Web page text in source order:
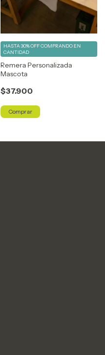
Remera Personalizada
Mascota
$37.900
HASTA 30% OFFCOMPRANDO EN
CANTIDAD
Comprar